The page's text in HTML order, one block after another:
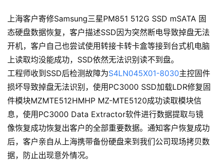
上海客户寄修Samsung三星PM851 512G SSD mSATA 固
态硬盘数据恢复，客户描述SSD因为突然断电导致掉盘无法
开机，客户自己也尝试使用转接卡转卡盒等接到台式机电脑
上读取均没能成功，SSD依然无法识别读不到盘。
工程师收到SSD后检测故障为S4LN045X01-8030主控固件
损坏导致掉盘无法识别，使用PC3000 SSD加载LDR修复固
件模块MZMTE512HMHP MZ-MTE5120成功读取模块信
息，使用PC3000 Data Extractor软件进行数据提取与镜
像恢复成功恢复出客户的全部重要数据。通知客户恢复成功
后，客户亲自从上海携带备份硬盘来到我们公司现场拷贝数
据，防止出现意外情况。